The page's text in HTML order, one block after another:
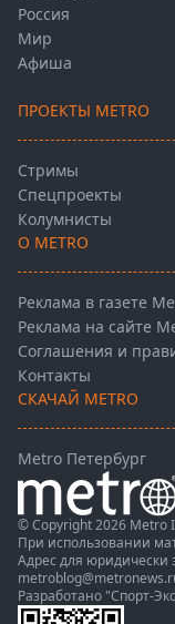
Россия
Мир
Афиша
ПРОЕКТЫ METRO
Стримы
Спецпроекты
Колумнисты
О METRO
Реклама в газете
Реклама на сайте
Соглашения и
Контакты
СКАЧАЙ METRO
Metro Петербург
© Copyright 2026 Metro
При использовании
Адрес для
Разработано "Спорт-